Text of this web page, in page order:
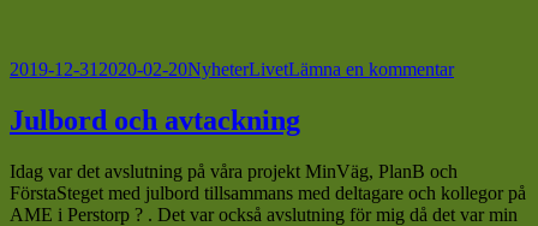
Postat
2019-12-31 2020-02-20Kategorier
NyheterTaggar
LivetLämna en kommentartill
Julbord och avtackning
Idag var det avslutning på våra projekt MinVäg, PlanB och
FörstaSteget med julbord tillsammans med deltagare och kollegor på
AME i Perstorp ? . Det var också avslutning för mig då det var min